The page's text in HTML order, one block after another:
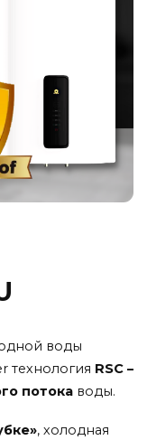
воды
технология RSC –
потока воды.
, холодная